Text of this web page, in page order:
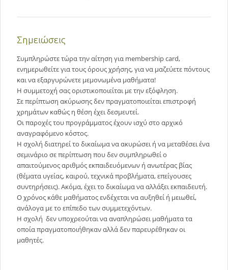
Σημειώσεις
Συμπληρώστε τώρα την αίτηση για membership card,
ενημερωθείτε για τους όρους χρήσης, για να μαζεύετε πόντους
και να εξαργυρώνετε μεμονωμένα μαθήματα!
Η συμμετοχή σας οριστικοποιείται με την εξόφληση.
Σε περίπτωση ακύρωσης δεν πραγματοποιείται επιστροφή
χρημάτων καθώς η θέση έχει δεσμευτεί.
Οι παροχές του προγράμματος έχουν ισχύ στο αρχικό
αναγραφόμενο κόστος.
Η σχολή διατηρεί το δικαίωμα να ακυρώσει ή να μεταθέσει ένα
σεμινάριο σε περίπτωση που δεν συμπληρωθεί ο
απαιτούμενος αριθμός εκπαιδευόμενων ή ανωτέρας βίας
(θέματα υγείας, καιρού, τεχνικά προβλήματα, επείγουσες
συντηρήσεις). Ακόμα, έχει το δικαίωμα να αλλάξει εκπαιδευτή.
Ο χρόνος κάθε μαθήματος ενδέχεται να αυξηθεί ή μειωθεί,
ανάλογα με το επίπεδο των συμμετεχόντων.
Η σχολή δεν υποχρεούται να αναπληρώσει μαθήματα τα
οποία πραγματοποιήθηκαν αλλά δεν παρευρέθηκαν οι
μαθητές.